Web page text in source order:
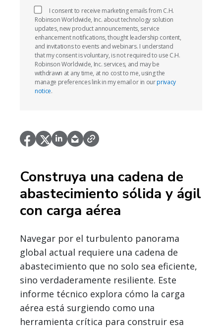
I consent to receive marketing emails from C.H.
Robinson Worldwide, Inc. about technology solution
updates, new product announcements, service
enhancement notifications, thought leadership content,
and invitations to events and webinars. I understand
that my consent is voluntary, is not required to use C.H.
Robinson Worldwide, Inc. services, and may be
withdrawn at any time, at no cost to me, using the
manage preferences link in my email or in ourprivacy
notice.
Construya una cadena de
abastecimiento sólida y ágil
con carga aérea
Navegar por el turbulento panorama
global actual requiere una cadena de
abastecimiento que no solo sea eficiente,
sino verdaderamente resiliente. Este
informe técnico explora cómo la carga
aérea está surgiendo como una
herramienta crítica para construir esa